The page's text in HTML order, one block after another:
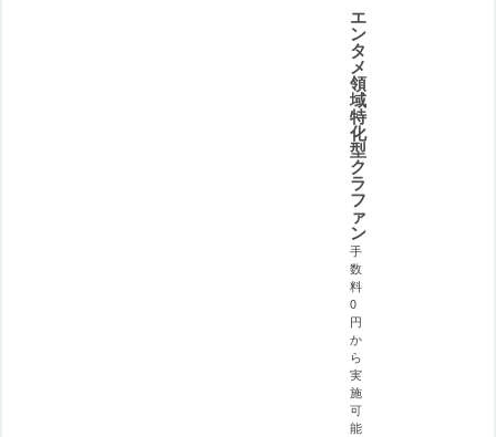
エ
ン
タ
メ
領
域
特
化
型
ク
ラ
フ
ァ
ン
手
数
料
0
円
か
ら
実
施
可
能